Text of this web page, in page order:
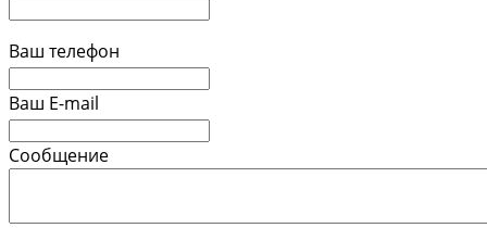
Ваш телефон
Ваш E-mail
Сообщение